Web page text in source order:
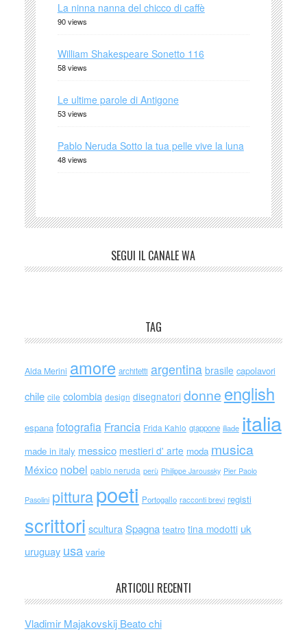
La ninna nanna del chicco di caffè
90 views
William Shakespeare Sonetto 116
58 views
Le ultime parole di Antigone
53 views
Pablo Neruda Sotto la tua pelle vive la luna
48 views
SEGUI IL CANALE WA
TAG
Alda Merini amore architetti argentina brasile capolavori
chile cile colombia design disegnatori donne english
espana fotografia Francia Frida Kahlo giappone iliade italia
made in italy messico mestieri d' arte moda musica
México nobel pablo neruda perù Philippe Jaroussky Pier Paolo
Pasolini pitturapoeti Portogallo racconti brevi registi
scrittori scultura Spagna teatro tina modotti uk
uruguay usa varie
ARTICOLI RECENTI
Vladimir Majakovskij Beato chi